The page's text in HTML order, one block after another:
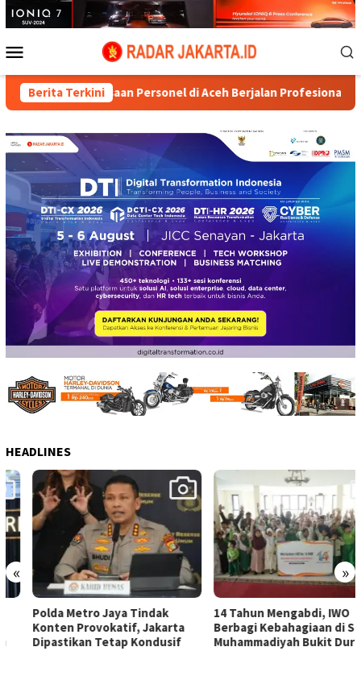
Loncat
ke
Mobile
Berita Terkini
Pemeriksaan Personel di Aceh Berjalan Profesional dan
HEADLINES
« »
Polda Metro Jaya Tindak
Konten Provokatif, Jakarta
Dipastikan Tetap Kondusif
14 Tahun Mengabdi, IWO
Berbagi Kebahagiaan di SD
Muhammadiyah Bukit Duri